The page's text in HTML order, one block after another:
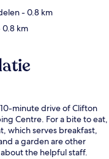
- 0.8 km
0.8 km
minute drive of Clifton
Centre. For a bite to eat,
which serves breakfast,
a garden are other
the helpful staff.